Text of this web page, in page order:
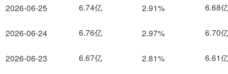
2026-06-25
2026-06-24
2026-06-23
6.74亿 2.91% 6.68亿
6.76亿 2.97% 6.70亿
6.67亿 2.81% 6.61亿